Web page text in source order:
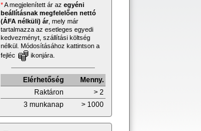
*A megjelenített ár az egyéni
beállításnak megfelelően nettó
(ÁFA nélküli) ár, mely már
tartalmazza az esetleges egyedi
kedvezményt, szállítási költség
nélkül. Módosításához kattintson a
fejléc
ikonjára.
Elérhetőség
Menny.
Raktáron
> 2
3 munkanap
> 1000